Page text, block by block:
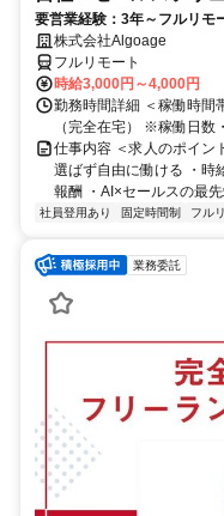
要営業経験：3年～フルリモ
株式会社Algoage
フルリモート
時給3,000円～4,000円
勤務時間詳細 ＜稼働時間
（完全在宅） ※稼働日
仕事内容 ＜求人のポイン
選ばず自由に働ける ・時
報酬 ・AI×セールスの最
社員登用あり 固定時間制 フル
業務委託